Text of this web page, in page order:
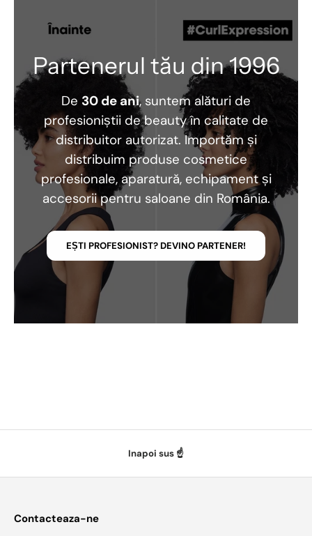
Partenerul tău din 1996
De 30 de ani, suntem alături de
profesioniștii de beauty în calitate de
distribuitor autorizat. Importăm și
distribuim produse cosmetice
profesionale, aparatură, echipament și
accesorii pentru saloane din România.
EȘTI PROFESIONIST? DEVINO PARTENER!
Inapoi sus ☝️
Contacteaza-ne